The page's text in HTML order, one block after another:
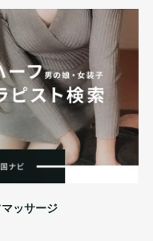
ッサージ